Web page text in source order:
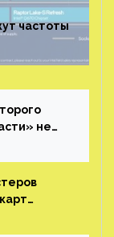
частоты
не